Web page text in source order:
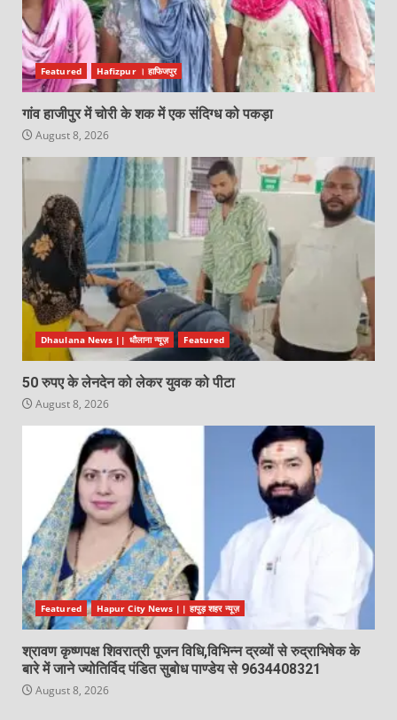
Featured Hafizpur । हाफिजपुर
गांव हाजीपुर में चोरी के शक में एक संदिग्ध को पकड़ा
August 8, 2026
Dhaulana News || धौलाना न्यूज़ Featured
50 रुपए के लेनदेन को लेकर युवक को पीटा
August 8, 2026
Featured Hapur City News || हापुड़ शहर न्यूज़
श्रावण कृष्णपक्ष शिवरात्री पूजन विधि,विभिन्न द्रव्यों से रुद्राभिषेक के
बारे में जाने ज्योतिर्विद पंडित सुबोध पाण्डेय से 9634408321
August 8, 2026